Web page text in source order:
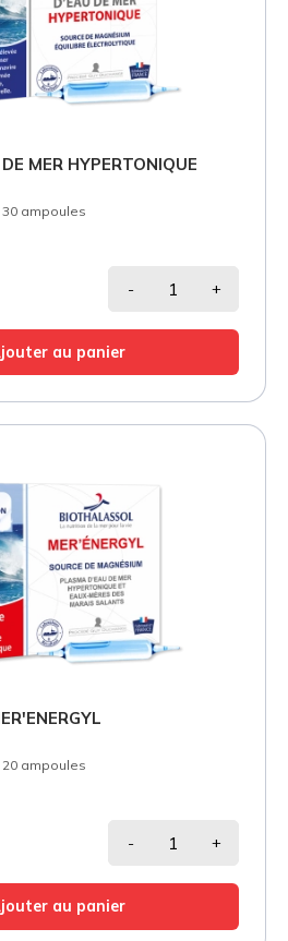
MER HYPERTONIQUE
30 ampoules
- +
au panier
20 ampoules
- +
au panier